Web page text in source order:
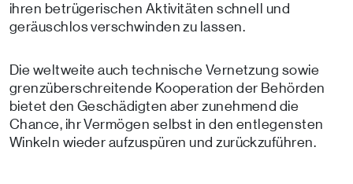
ihren betrügerischen Aktivitäten schnell und
geräuschlos verschwinden zu lassen.
Die weltweite auch technische Vernetzung sowie
grenzüberschreitende Kooperation der Behörden
bietet den Geschädigten aber zunehmend die
Chance, ihr Vermögen selbst in den entlegensten
Winkeln wieder aufzuspüren und zurückzuführen.